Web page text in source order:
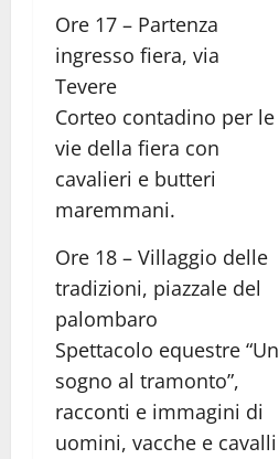
Ore 17 – Partenza
ingresso fiera, via
Tevere
Corteo contadino per le
vie della fiera con
cavalieri e butteri
maremmani.
Ore 18 – Villaggio delle
tradizioni, piazzale del
palombaro
Spettacolo equestre “Un
sogno al tramonto”,
racconti e immagini di
uomini, vacche e cavalli